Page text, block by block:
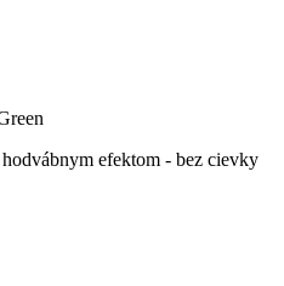
efektom - bez cievky